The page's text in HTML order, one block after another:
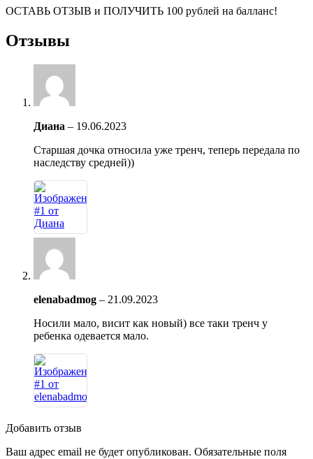
ОСТАВЬ ОТЗЫВ и ПОЛУЧИТЬ 100 рублей на балланс!
Отзывы
Диана – 19.06.2023
Старшая дочка относила уже тренч, теперь передала по
наследству средней))
elenabadmog – 21.09.2023
Носили мало, висит как новый) все таки тренч у
ребенка одевается мало.
Добавить отзыв
Ваш адрес email не будет опубликован. Обязательные поля